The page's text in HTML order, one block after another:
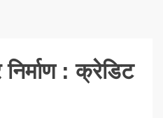
निर्माण : क्रेडिट